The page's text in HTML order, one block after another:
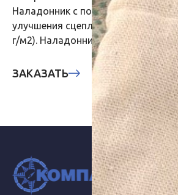
Наладонник с полимерным
улучшения сцепляемости. Ткань:
г/м2). Наладонник: ПВХ.
ЗАКАЗАТЬ
Все